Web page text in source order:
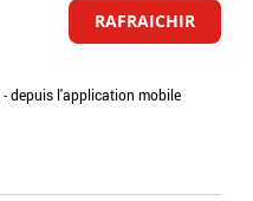
RAFRAICHIR
-depuis l'application mobile